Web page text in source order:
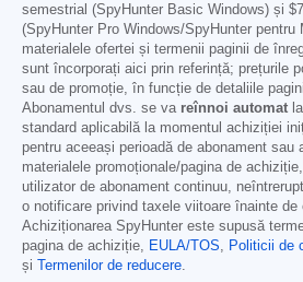
semestrial (SpyHunter Basic Windows) și
(SpyHunter Pro Windows/SpyHunter
materialele ofertei și termenii paginii de
sunt încorporați aici prin referință; prețurile
sau de promoție, în funcție de detaliile
Abonamentul dvs. se va reînnoi automat
standard aplicabilă la momentul achiziției
pentru aceeași perioadă de abonament
materialele promoționale/pagina de
utilizator de abonament continuu,
o notificare privind taxele viitoare înainte de
Achiziționarea SpyHunter este supusă
pagina de achiziție, EULA/TOS, Politicii de
și
Termenilor de reducere.